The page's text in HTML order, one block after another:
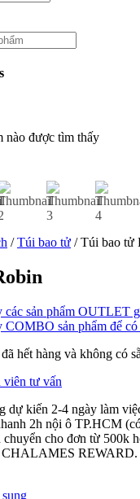
nào được tìm thấy
/Túi bao tử / Túi bao tử
các sản phẩm OUTLET
COMBO sản phẩm để có
hết hàng và không có
viên tư vấn
dự kiến 2-4 ngày làm
2h nội ô TP.HCM
cho đơn từ 500k
CHALAMES REWARD.